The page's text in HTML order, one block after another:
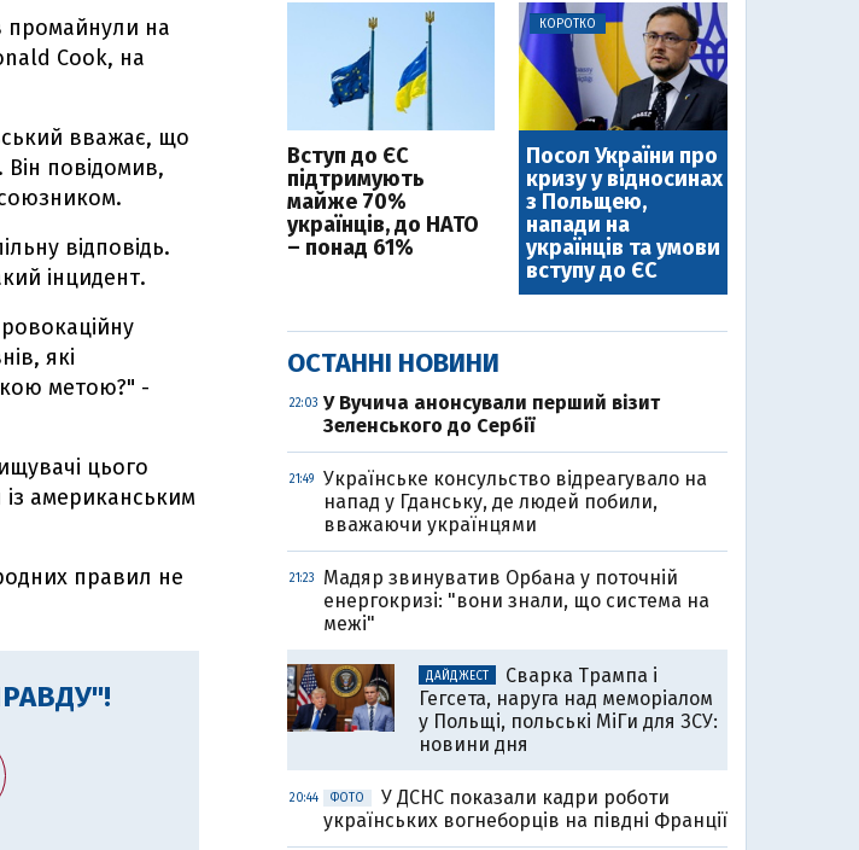
промайнули на
Cook, на
вважає, що
Він повідомив,
відповідь.
інцидент.
які
метою?" -
цього
із американським
правил не
Вступ до ЄС
підтримують
майже 70%
українців, до НАТО
– понад 61%
КОРОТКО
Посол України про
кризу у відносинах
з Польщею,
напади на
українців та умови
вступу до ЄС
ОСТАННІ НОВИНИ
22:03 У Вучича анонсували перший візит
Зеленського до Сербії
21:49
Українське консульство відреагувало на
напад у Гданську, де людей побили,
вважаючи українцями
21:23
Мадяр звинуватив Орбана у поточній
енергокризі: "вони знали, що система на
межі"
ДАЙДЖЕСТ
Сварка Трампа і
Гегсета, наруга над меморіалом
у Польщі, польські МіГи для ЗСУ:
новини дня
20:44 ФОТО
У ДСНС показали кадри роботи
українських вогнеборців на півдні Франції